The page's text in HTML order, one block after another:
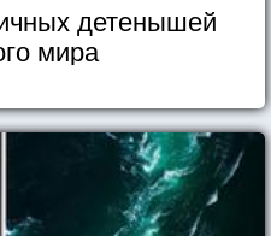
детенышей
мира